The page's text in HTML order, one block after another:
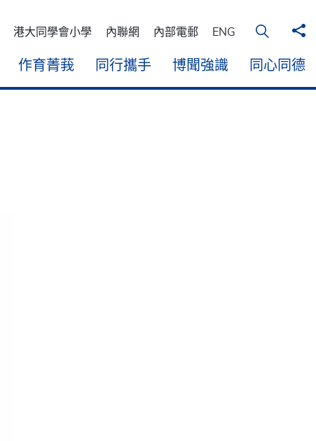
港大同學會小學 內聯網 內部電郵 ENG
在桌面電
分
作育菁莪 同行攜手 博聞強識 同心同德